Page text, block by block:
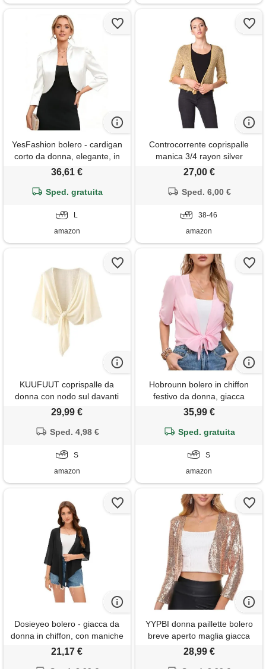
YesFashion bolero - cardigan
corto da donna, elegante, in
raso, per feste, per abito,
36,61 €
Sped. gratuita
L
amazon
Controcorrente coprispalle
manica 3/4 rayon silver
senape
27,00 €
Sped. 6,00 €
38-46
amazon
KUUFUUT coprispalle da
donna con nodo sul davanti
cardigan corti estivi in ​​cotone
manica top leggeri coprispalle
casual beige s
29,99 €
Sped. 4,98 €
S
amazon
Hobrounn bolero in chiffon
festivo da donna, giacca
leggera con maniche 3/4,
giacca bolero estiva, cardigan
35,99 €
Sped. gratuita
S
amazon
Dosieyeo bolero - giacca da
donna in chiffon, con maniche
a 3/4, leggera, ariosa,
21,17 €
YYPBI donna paillette bolero
breve aperto maglia giacca
scintillante cardigan maniche
28,99 €